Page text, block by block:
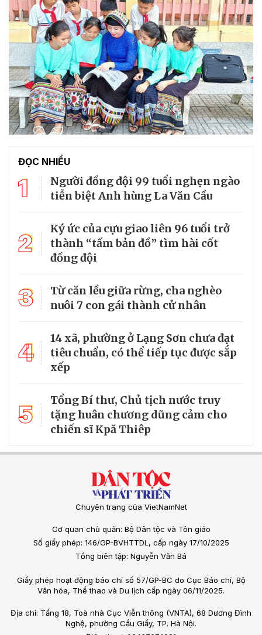
ĐỌC NHIỀU
1
Người đồng đội 99 tuổi nghẹn ngào
tiễn biệt Anh hùng La Văn Cầu
2
Ký ức của cựu giao liên 96 tuổi trở
thành “tấm bản đồ” tìm hài cốt
đồng đội
3
Từ căn lều giữa rừng, cha nghèo
nuôi 7 con gái thành cử nhân
4
14 xã, phường ở Lạng Sơn chưa đạt
tiêu chuẩn, có thể tiếp tục được sắp
xếp
5
Tổng Bí thư, Chủ tịch nước truy
tặng huân chương dũng cảm cho
chiến sĩ Kpă Thiêp
Chuyên trang của VietNamNet
Cơ quan chủ quản: Bộ Dân tộc và Tôn giáo
Số giấy phép: 146/GP-BVHTTDL, cấp ngày 17/10/2025
Tổng biên tập: Nguyễn Văn Bá
Giấy phép hoạt động báo chí số 57/GP-BC do Cục Báo chí, Bộ
Văn hóa, Thể thao và Du lịch cấp ngày 06/11/2025.
Địa chỉ: Tầng 18, Toà nhà Cục Viễn thông (VNTA), 68 Dương Đình
Nghệ, phường Cầu Giấy, TP. Hà Nội.